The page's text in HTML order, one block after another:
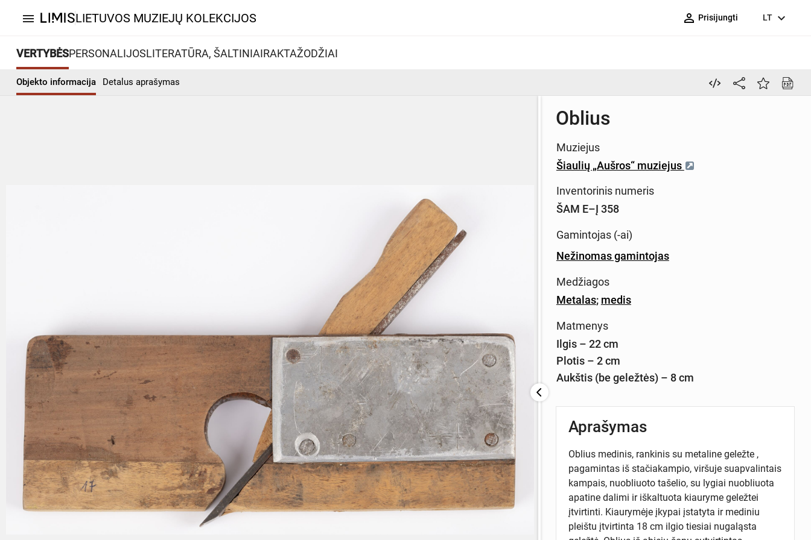
menu LIETUVOS MUZIEJŲ KOLEKCIJOS person_outline Prisijungti LT expand_more
VERTYBĖSPERSONALIJOSLITERATŪRA, ŠALTINIAIRAKTAŽODŽIAI
Objekto informacija Detalus aprašymas
Oblius
Muziejus
Šiaulių „Aušros“ muziejus
Inventorinis numeris
ŠAM E–Į 358
Gamintojas (-ai)
Nežinomas gamintojas
Medžiagos
Metalas; medis
Matmenys
Ilgis – 22 cm
Plotis – 2 cm
Aukštis (be geležtės) – 8 cm
Aprašymas
Oblius medinis, rankinis su metaline geležte ,
pagamintas iš stačiakampio, viršuje suapvalintais
kampais, nuobliuoto tašelio, su lygiai nuobliuota
apatine dalimi ir iškaltuota kiauryme geležtei
įtvirtinti. Kiaurymėje įkypai įstatyta ir mediniu
pleištu įtvirtinta 18 cm ilgio tiesiai nugaląsta